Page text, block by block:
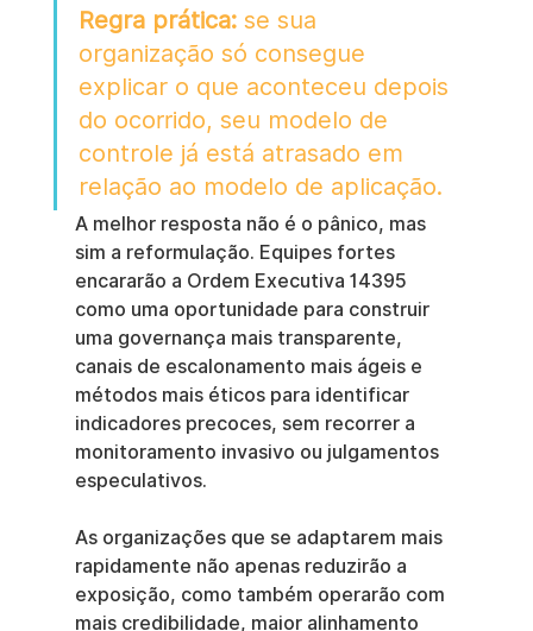
Regra prática: se sua
organização só consegue
explicar o que aconteceu depois
do ocorrido, seu modelo de
controle já está atrasado em
relação ao modelo de aplicação.
A melhor resposta não é o pânico, mas
sim a reformulação. Equipes fortes
encararão a Ordem Executiva 14395
como uma oportunidade para construir
uma governança mais transparente,
canais de escalonamento mais ágeis e
métodos mais éticos para identificar
indicadores precoces, sem recorrer a
monitoramento invasivo ou julgamentos
especulativos.
As organizações que se adaptarem mais
rapidamente não apenas reduzirão a
exposição, como também operarão com
mais credibilidade, maior alinhamento